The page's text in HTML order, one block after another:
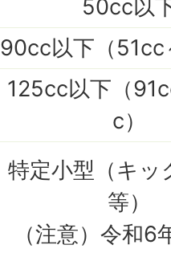
50cc以
90cc以下（
125cc以下（
c）
特定小型（キッ
等）
（注意）令和6